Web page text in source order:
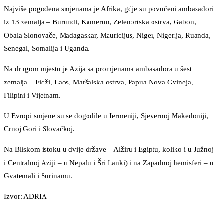
Najviše pogođena smjenama je Afrika, gdje su povučeni ambasadori
iz 13 zemalja – Burundi, Kamerun, Zelenortska ostrva, Gabon,
Obala Slonovače, Madagaskar, Mauricijus, Niger, Nigerija, Ruanda,
Senegal, Somalija i Uganda.
Na drugom mjestu je Azija sa promjenama ambasadora u šest
zemalja – Fidži, Laos, Maršalska ostrva, Papua Nova Gvineja,
Filipini i Vijetnam.
U Evropi smjene su se dogodile u Jermeniji, Sjevernoj Makedoniji,
Crnoj Gori i Slovačkoj.
Na Bliskom istoku u dvije države – Alžiru i Egiptu, koliko i u Južnoj
i Centralnoj Aziji – u Nepalu i Šri Lanki) i na Zapadnoj hemisferi – u
Gvatemali i Surinamu.
Izvor: ADRIA